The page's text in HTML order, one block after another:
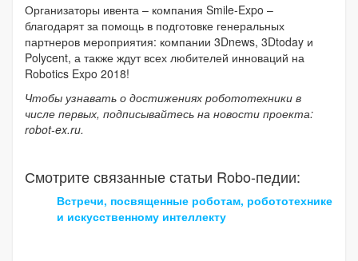
Организаторы ивента – компания Smile-Expo –
благодарят за помощь в подготовке генеральных
партнеров мероприятия: компании 3Dnews, 3Dtoday и
Polycent, а также ждут всех любителей инноваций на
Robotics Expo 2018!
Чтобы узнавать о достижениях робототехники в
числе первых, подписывайтесь на новости проекта:
robot-ex.ru.
Смотрите связанные статьи Robo-педии:
Встречи, посвященные роботам, робототехнике
и искусственному интеллекту